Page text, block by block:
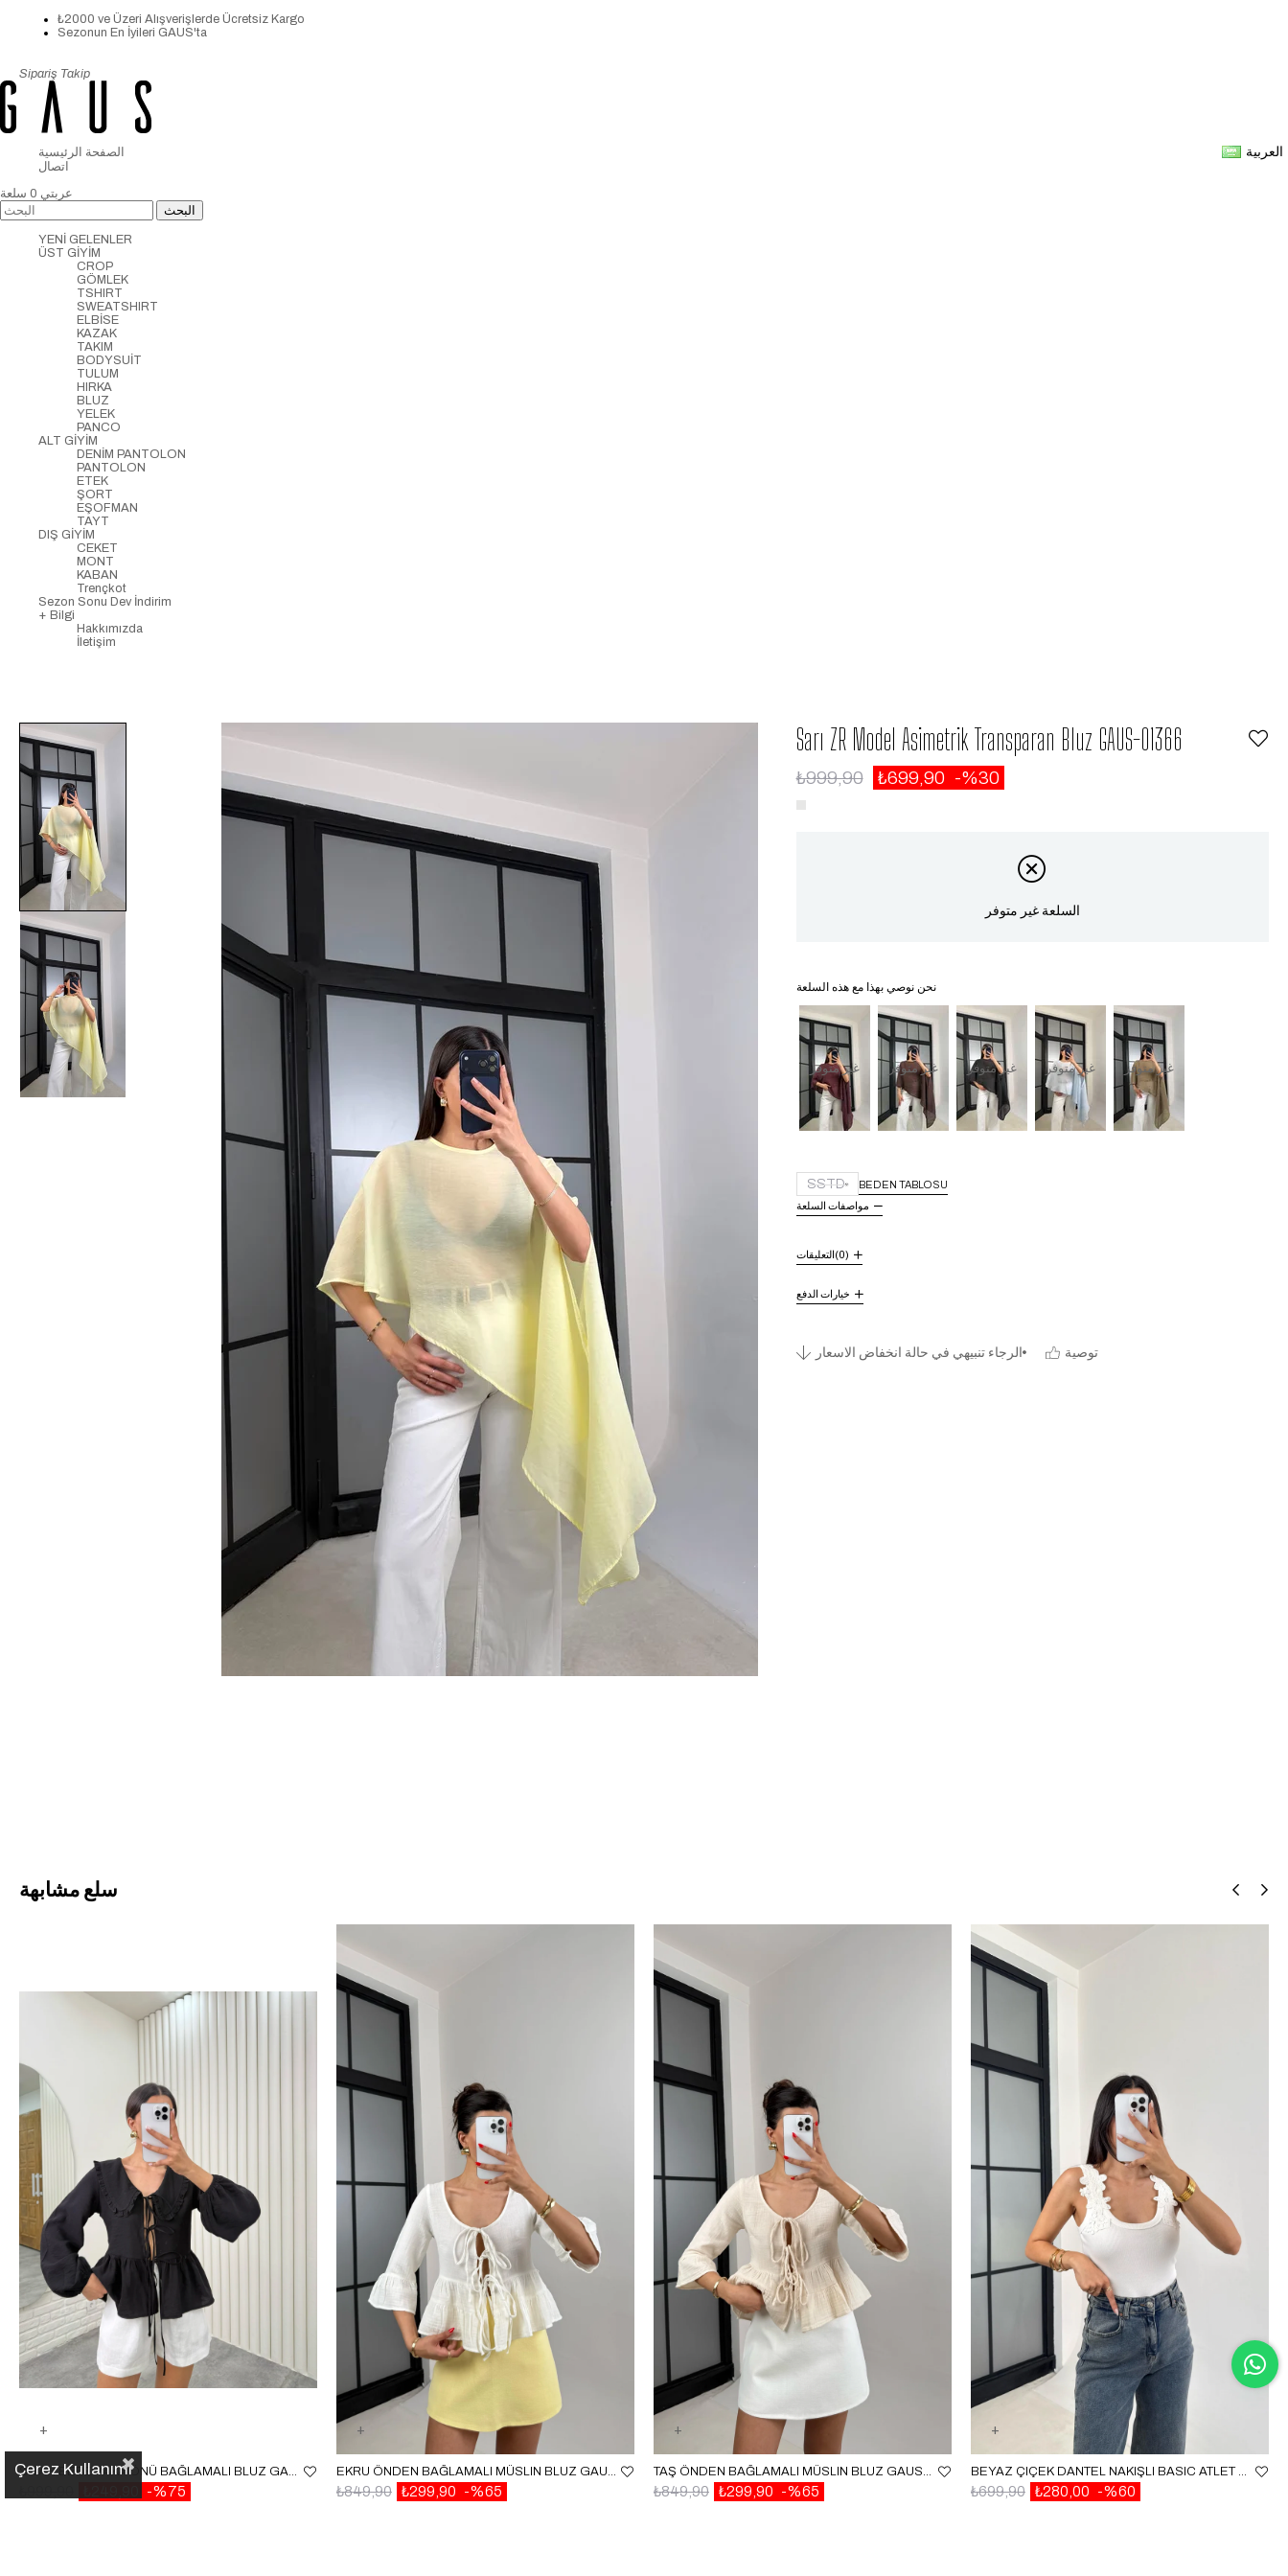
₺2000 ve Üzeri Alışverişlerde Ücretsiz Kargo
Sezonun En İyileri GAUS'ta
Sipariş Takip
العربية
الصفحة الرئيسية
اتصال
عربتي 0 سلعة
YENİ GELENLER
ÜST GİYİM
CROP
GÖMLEK
TSHIRT
SWEATSHIRT
ELBİSE
KAZAK
TAKIM
BODYSUİT
TULUM
HIRKA
BLUZ
YELEK
PANCO
ALT GİYİM
DENİM PANTOLON
PANTOLON
ETEK
ŞORT
EŞOFMAN
TAYT
DIŞ GİYİM
CEKET
MONT
KABAN
Trençkot
Sezon Sonu Dev İndirim
+ Bilgi
Hakkımızda
İletişim
Sarı ZR Model Asimetrik Transparan Bluz GAUS-01366
₺999,90 ₺699,90 30
السلعة غير متوفر
نحن نوصي بهذا مع هذه السلعة
غير متوفر غير متوفر غير متوفر غير متوفر غير متوفر
SSTD
BEDEN TABLOSU
مواصفات السلعة
التعليقات(0)
خيارات الدفع
الرجاء تنبيهي في حالة انخفاض الاسعار توصية
سلع مشابهة
%75 %65
₺299,90
₺849,90 %65
₺299,90
₺849,90 %60
₺280,00
₺699,90
Çerez Kullanımı